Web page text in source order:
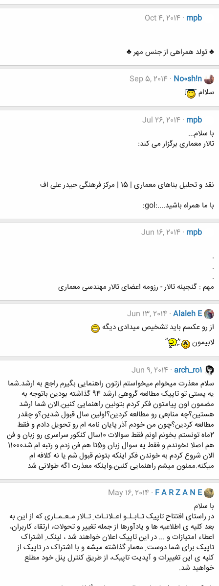
mpb
Oct 4, 2014
♣ تولد همراهی از جنس مهر ♣
No0sh!n
Sep 5, 2014
سلاام
mpb
Jul 26, 2014
با سلام...
تالار معماری برگزار می کند:
نقد و تحلیل بناهای معماری | 15 | مرکز فرهنگی حیدر علی اف
با ما همراه باشید....:gol:
mpb
Jun 16, 2014
.
.
.
مهم : گنجینه تالار - رزومه اعضای تالار مهندسی معماری
Alaleh E
Jun 13, 2014
از رو عکسم باید تشخیص میدادی دیگه
لابیمون
arch_ro1
Jun 9, 2014
سلام معذرت میخوام میخواستم ازتون راهنمایی بگیرم راجع به ارشد.شما
یه پستی تو تاپیک مطالعه گروهی ارشد 94 گذاشته بودین باتوجه به
مضمون اون پیامتون فکر کردم بتونین راهنمایی کنین.الان شما ارشد
هستین؟چه منابعی رو مطالعه کردین؟اولین سال قبول شدین؟و چقدر
مطالعه کردین؟چون من خودم آذر پایان نامه ام رو تحویل دادم و فقط
2ماه تونستم بخونم اونم فقط سوالات 10سال کنکور سراسری رو زبان و فن
هم اصلا نخوندم و فقط یه سوال زبان و5تا هم فن زدم و رتبه ام شد11000
الان شروع کردم به خوندن فکر اینکه بتونم قبول شم یا نه کلافه ام
میکنه.ممنون میشم راهنمایی کنین.واینکه معذرت اگه طولانی شد
F A R Z A N E
May 16, 2014
با سلام
در راستای افتتاح تاپیک تـابـلـو اعـلانـات ِ تـالار مـعـمـاری که از این به
بعد کلیه ی اطلاعیه ها و یادآورها از جمله تغییر و تحولات، ارتقاء کاربران،
اعطاء امتیازات و ... در این تاپیک اعلان خواهند شد ، لینک ِ اشتراک
تاپیک برای شما دوست ِ معمار گذاشته میشه و با اشتراک در تاپیک از
کلیه ی این تغییرات و آپدیت تاپیک، از طریق کنترل پنل خود مطلع
خواهید شد.